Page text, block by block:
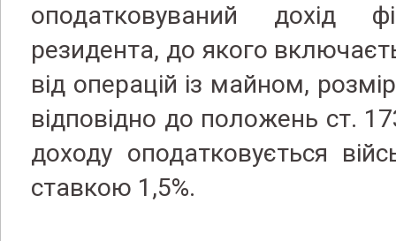
оподатковуваний дохід
резидента, до якого
від операцій із майном,
відповідно до положень ст.
доходу оподатковується
ставкою 1,5%.